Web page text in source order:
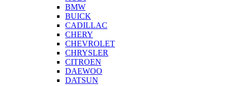
BMW
BUICK
CADILLAC
CHERY
CHEVROLET
CHRYSLER
CITROEN
DAEWOO
DATSUN